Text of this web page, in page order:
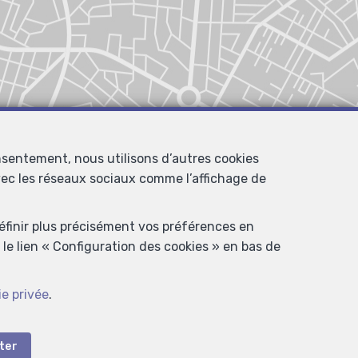
nous utilisons d’autres cookies
les réseaux sociaux comme l’affichage de
plus précisément vos préférences en
lien « Configuration des cookies » en bas de
privée.